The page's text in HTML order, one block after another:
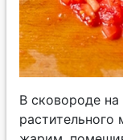
В сковороде на